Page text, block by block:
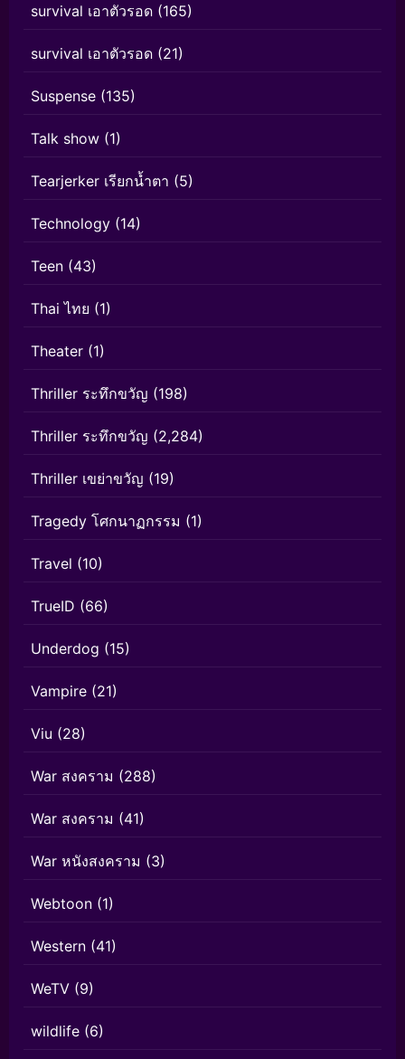
survival เอาตัวรอด (165)
survival เอาตัวรอด (21)
Suspense (135)
Talk show (1)
Tearjerker เรียกน้ำตา (5)
Technology (14)
Teen (43)
Thai ไทย (1)
Theater (1)
Thriller ระทึกขวัญ (198)
Thriller ระทึกขวัญ (2,284)
Thriller เขย่าขวัญ (19)
Tragedy โศกนาฏกรรม (1)
Travel (10)
TrueID (66)
Underdog (15)
Vampire (21)
Viu (28)
War สงคราม (288)
War สงคราม (41)
War หนังสงคราม (3)
Webtoon (1)
Western (41)
WeTV (9)
wildlife (6)